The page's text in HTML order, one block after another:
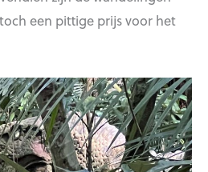
een pittige prijs voor het